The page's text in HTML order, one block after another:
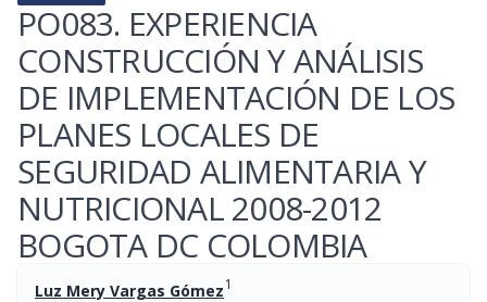
PO083. EXPERIENCIA
CONSTRUCCIÓN Y ANÁLISIS
DE IMPLEMENTACIÓN DE LOS
PLANES LOCALES DE
SEGURIDAD ALIMENTARIA Y
NUTRICIONAL 2008-2012
BOGOTA DC COLOMBIA
Luz Mery Vargas Gómez1